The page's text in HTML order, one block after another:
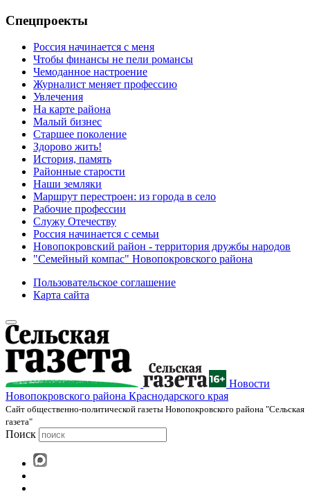
Спецпроекты
Россия начинается с меня
Чтобы финансы не пели романсы
Чемоданное настроение
Журналист меняет профессию
Увлечения
На карте района
Малый бизнес
Старшее поколение
Здорово жить!
История, память
Районные старости
Наши земляки
Маршрут перестроен: из города в село
Рабочие профессии
Служу Отечеству
Россия начинается с семьи
Новопокровский район - территория дружбы народов
"Семейный компас" Новопокровского района
Пользовательское соглашение
Карта сайта
Новости
Новопокровского района Краснодарского края
Cайт общественно-политической газеты Новопокровского района "Сельская
газета"
Поиск